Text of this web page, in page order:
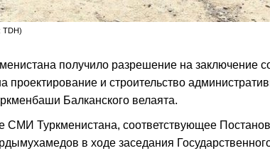
TDH)
получило разрешение на заключение
и строительство
Балканского велаята.
СМИ Туркменистана, соответствующее
в ходе заседания